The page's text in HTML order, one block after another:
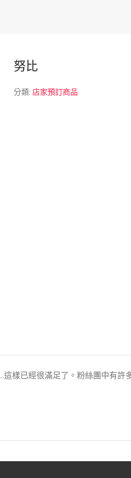
努比
分類: 店家預訂商品
樣已經很滿足了。粉絲團中有許